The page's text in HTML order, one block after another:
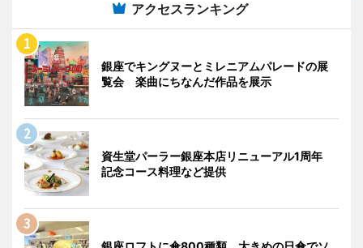
アクセスランキング
銀座でキングヌーとミレニアムパレードの展
覧会 楽曲にちなんだ作品を展示
資生堂パーラー銀座本店リニューアル1周年
記念コース料理など提供